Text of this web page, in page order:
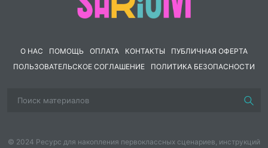
музее в Лондоне. Некоторые историки предполагают,
что эти линзы представляют модель телескопа,
литературе, что римские императоры наблюдали за
часто заканчивались убийством врага или пленника.
предполагают, что Нимрод использовал линзы для
О НАС ПОМОЩЬ ОПЛАТА КОНТАКТЫ
ПУБЛИЧНАЯ ОФЕРТА
ПОЛЬЗОВАТЕЛЬСКОЕ СОГЛАШЕНИЕ
ПОЛИТИКА БЕЗОПАСНОСТИ
© 2024 Ресурс для накопления первоклассных сценариев, инструкций